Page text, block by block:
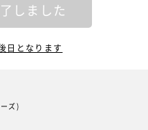
しました
日となります
ズ)